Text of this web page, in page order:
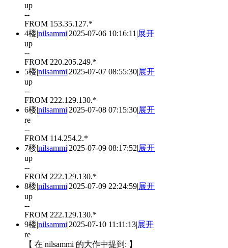
up
--
FROM 153.35.127.*
4楼|nilsammi|2025-07-06 10:16:11 |展开
up
--
FROM 220.205.249.*
5楼|nilsammi|2025-07-07 08:55:30|展开
up
--
FROM 222.129.130.*
6楼|nilsammi|2025-07-08 07:15:30|展开
re
--
FROM 114.254.2.*
7楼|nilsammi|2025-07-09 08:17:52|展开
up
--
FROM 222.129.130.*
8楼|nilsammi|2025-07-09 22:24:59|展开
up
--
FROM 222.129.130.*
9楼|nilsammi|2025-07-10 11:11:13|展开
re
【 在 nilsammi 的大作中提到: 】